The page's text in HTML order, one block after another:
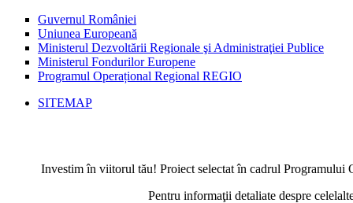
Guvernul României
Uniunea Europeană
Ministerul Dezvoltării Regionale şi Administraţiei Publice
Ministerul Fondurilor Europene
Programul Operațional Regional REGIO
SITEMAP
Investim în viitorul tău! Proiect selectat în cadrul Programului
Pentru informaţii detaliate despre